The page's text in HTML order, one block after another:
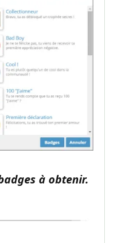
à obtenir.